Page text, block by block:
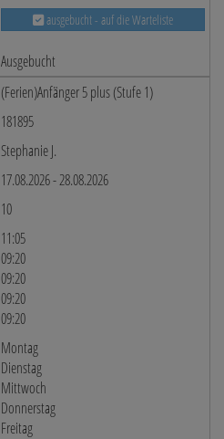
ausgebucht - auf die Warteliste
Ausgebucht
(Ferien)Anfänger 5 plus (Stufe 1)
181895
Stephanie J.
17.08.2026 - 28.08.2026
10
11:05
09:20
09:20
09:20
09:20
Montag
Dienstag
Mittwoch
Donnerstag
Freitag